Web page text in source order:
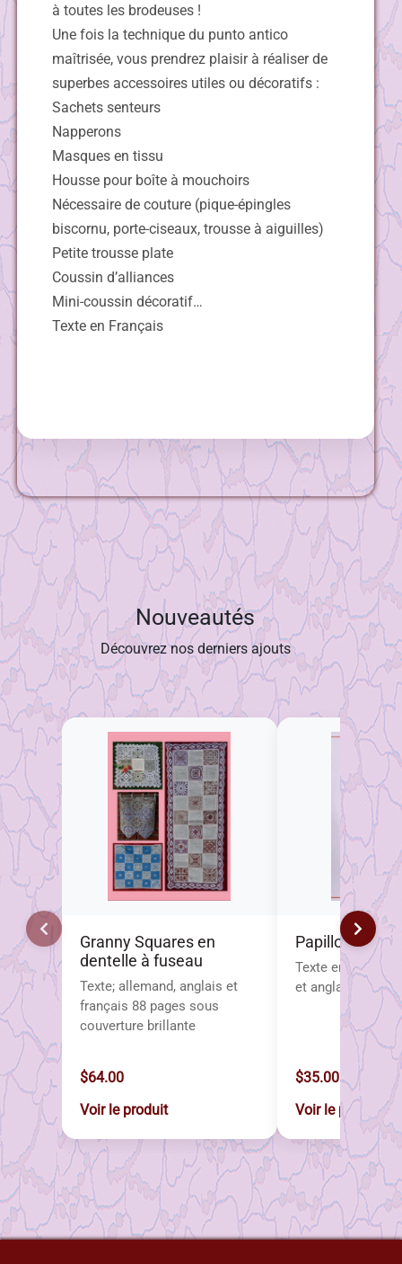
à toutes les brodeuses !
Une fois la technique du punto antico
maîtrisée, vous prendrez plaisir à réaliser de
superbes accessoires utiles ou décoratifs :
Sachets senteurs
Napperons
Masques en tissu
Housse pour boîte à mouchoirs
Nécessaire de couture (pique-épingles
biscornu, porte-ciseaux, trousse à aiguilles)
Petite trousse plate
Coussin d’alliances
Mini-coussin décoratif…
Texte en Français
Nouveautés
Découvrez nos derniers ajouts
Granny Squares en
dentelle à fuseau
Texte; allemand, anglais et
français 88 pages sous
couverture brillante
$64.00
Voir le produit
Papillons
Texte en
et anglais
$35.00
Voir le produit